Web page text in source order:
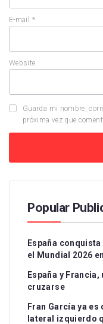
E-mail *
Website
Guarda mi nombre,
próxima vez que
Popular
España
el Mundial 2026
España y
cruzarse
Fran García ya
lateral izquierdo